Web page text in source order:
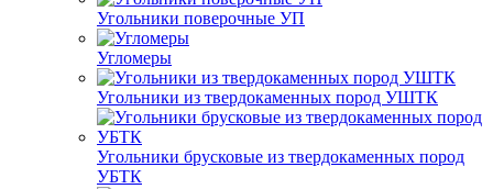
Угольники поверочные УП
Угломеры
Угольники из твердокаменных пород УШТК
Угольники брусковые из твердокаменных пород
УБТК